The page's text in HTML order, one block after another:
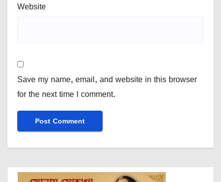
Website
Save my name, email, and website in this browser
for the next time I comment.